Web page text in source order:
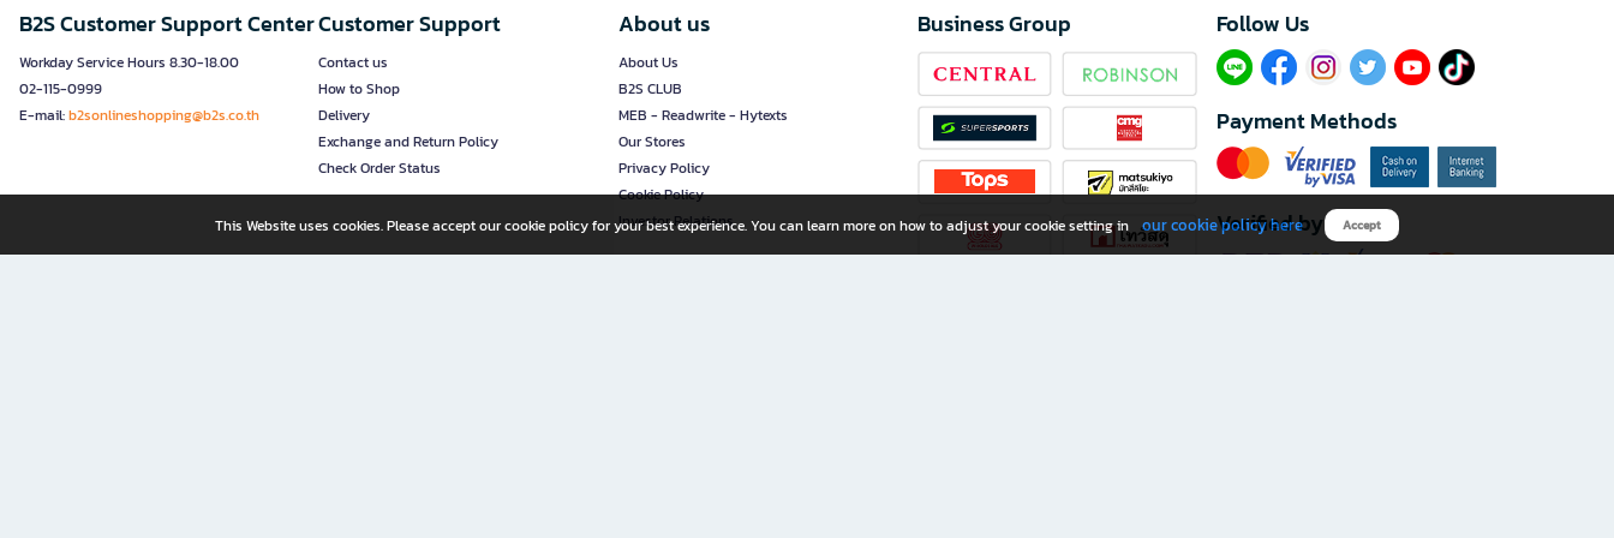
B2S Customer Support Center
Workday Service Hours 8.30-18.00
02-115-0999
E-mail:b2sonlineshopping@b2s.co.th
Customer Support
Contact us
How to Shop
Delivery
Exchange and Return Policy
Check Order Status
About us
About Us
B2S CLUB
MEB - Readwrite - Hytexts
Our Stores
Privacy Policy
Cookie Policy
Investor Relations
Business Group Follow Us​
Payment Methods
Verified by
This Website uses cookies. Please accept our cookie policy for your best experience. You can learn more on how to adjust your cookie setting in our cookie policy here Accept